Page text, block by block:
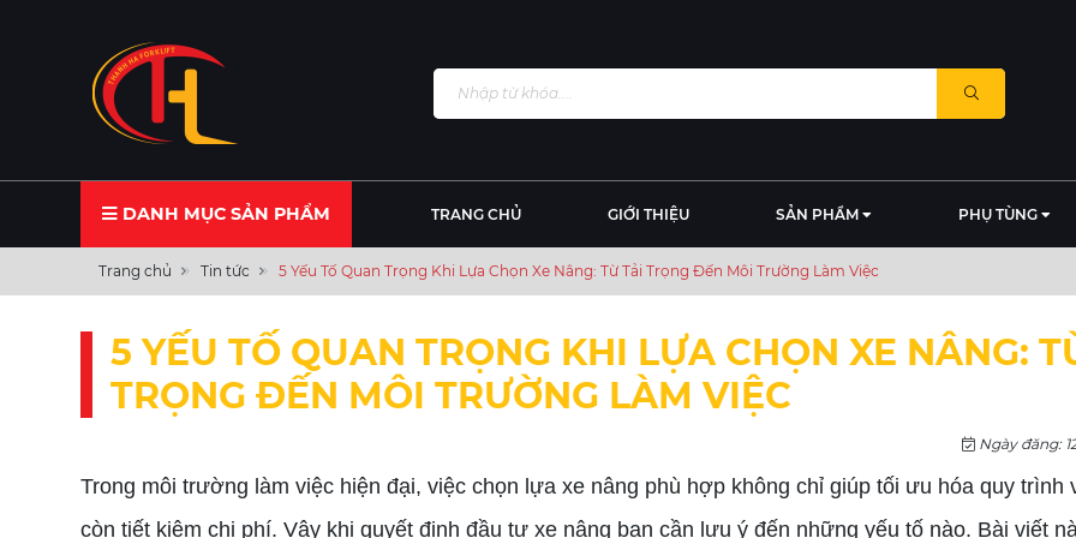
DANH MỤC SẢN PHẨM TRANG CHỦ GIỚI THIỆU SẢN PHẨM PHỤ TÙNG
Trang chủ Tin tức 5 Yếu Tố Quan Trọng Khi Lựa Chọn Xe Nâng: Từ Tải Trọng Đến Môi Trường Làm Việc
5 YẾU TỐ QUAN TRỌNG KHI LỰA CHỌN XE NÂNG:
TRỌNG ĐẾN MÔI TRƯỜNG LÀM VIỆC
Ngày đăng:
Trong môi trường làm việc hiện đại, việc chọn lựa xe nâng phù hợp không chỉ giúp tối ưu hóa quy trình
còn tiết kiệm chi phí. Vậy khi quyết định đầu tư xe nâng bạn cần lưu ý đến những yếu tố nào. Bài viết